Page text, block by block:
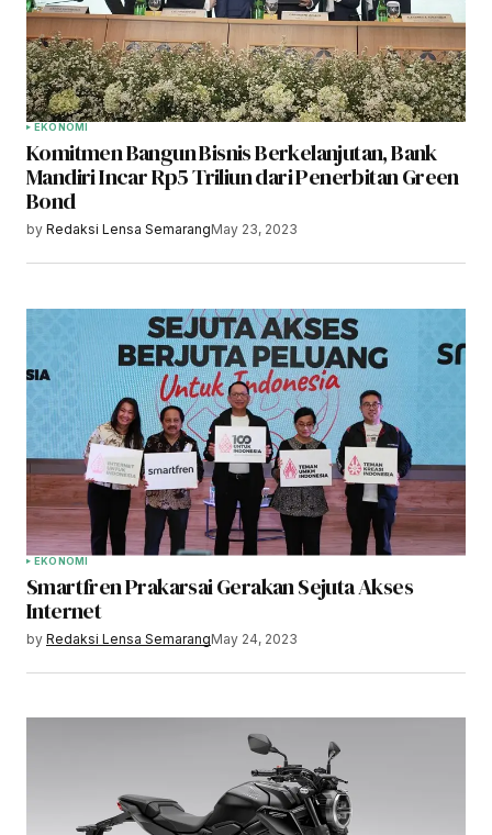
EKONOMI
Komitmen Bangun Bisnis Berkelanjutan, Bank
Mandiri Incar Rp5 Triliun dari Penerbitan Green
Bond
by Redaksi Lensa SemarangMay 23, 2023
EKONOMI
Smartfren Prakarsai Gerakan Sejuta Akses
Internet
by Redaksi Lensa SemarangMay 24, 2023